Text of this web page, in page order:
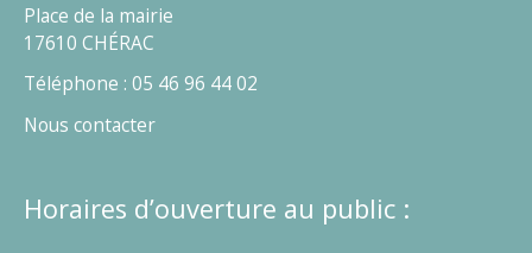
Place de la mairie
17610 CHÉRAC
Téléphone : 05 46 96 44 02
Nous contacter
Horaires d’ouverture au public :